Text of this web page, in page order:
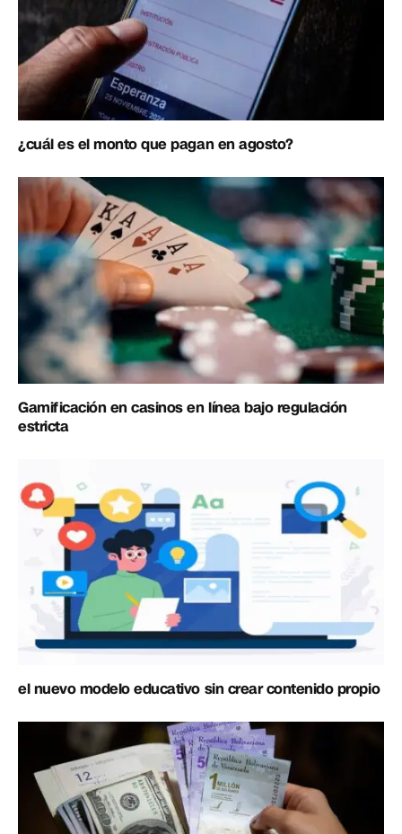
¿cuál es el monto que pagan en agosto?
Gamificación en casinos en línea bajo regulación
estricta
el nuevo modelo educativo sin crear contenido propio